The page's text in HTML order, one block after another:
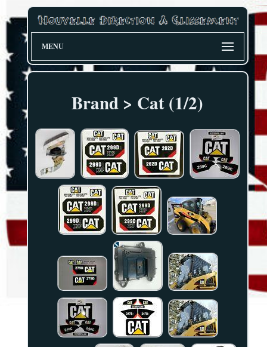
MENU
Brand > Cat (1/2)